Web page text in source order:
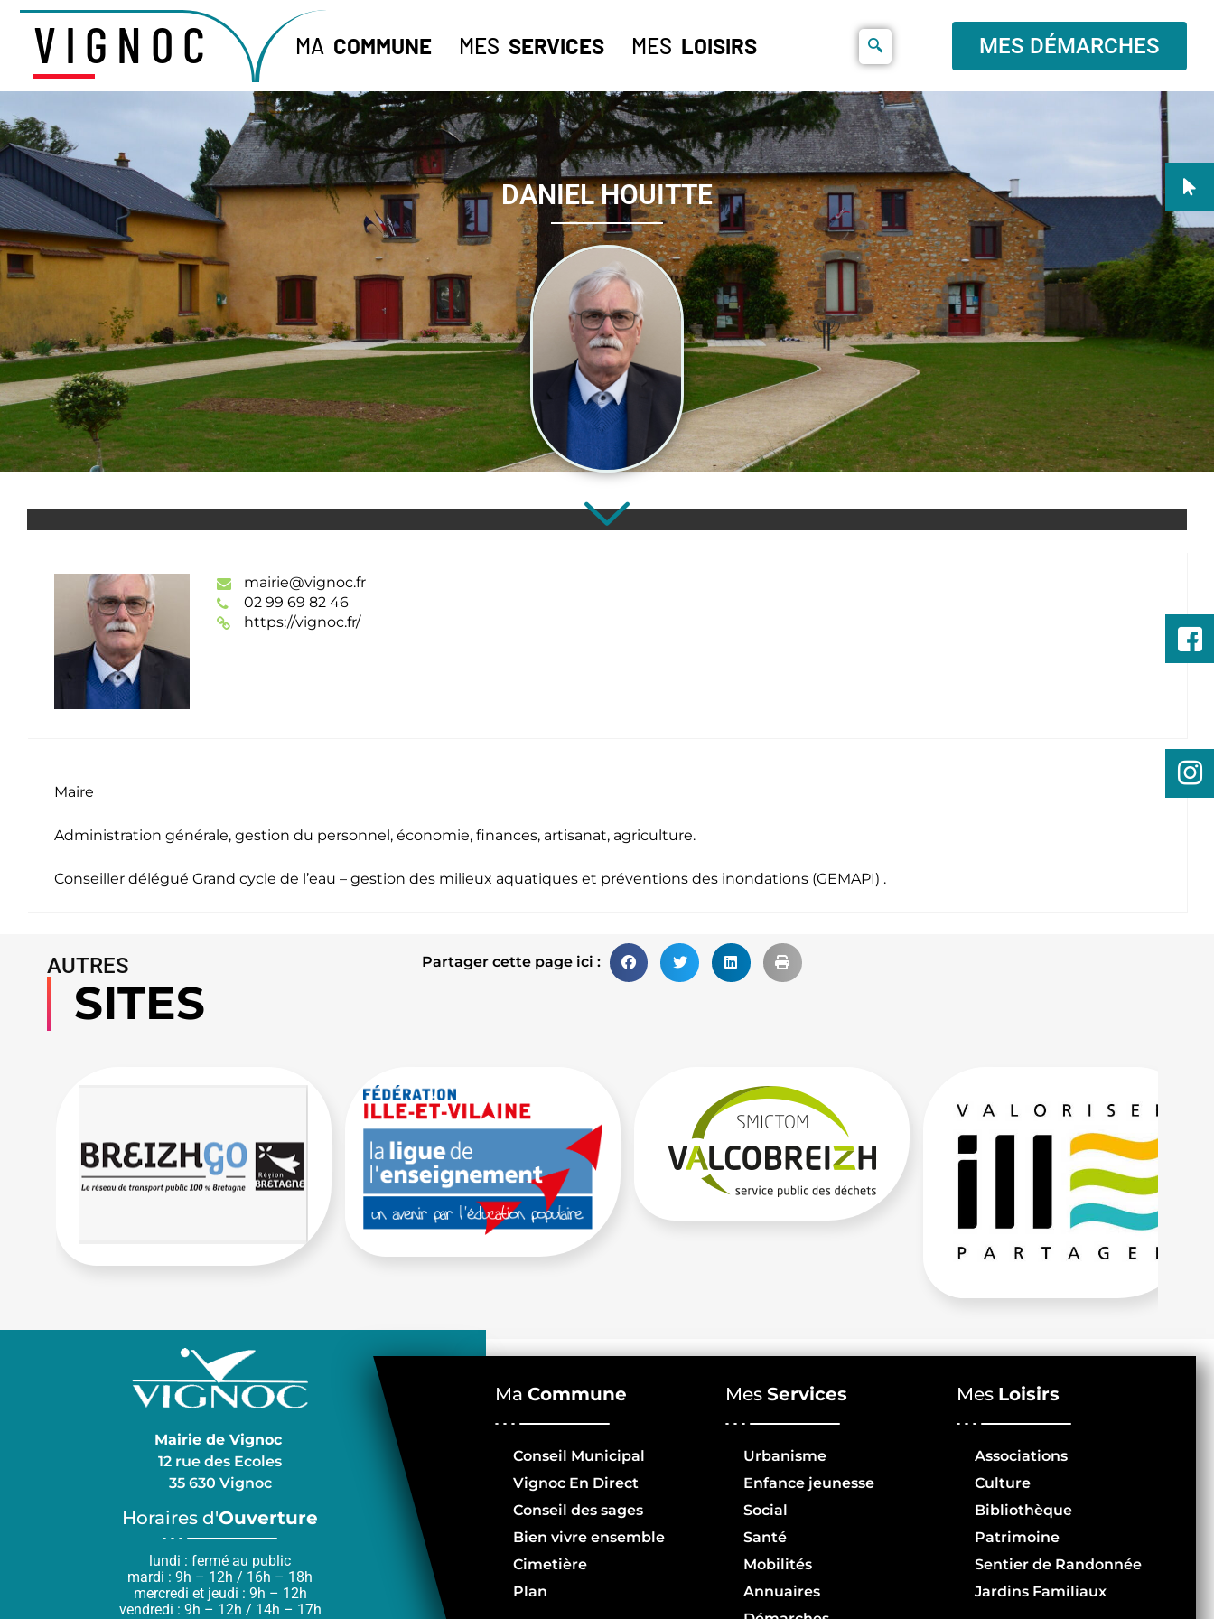
VIGNOC MA COMMUNE MES SERVICES MES LOISIRS MES DÉMARCHES
DANIEL HOUITTE
mairie@vignoc.fr
02 99 69 82 46
https://vignoc.fr/
Maire
Administration générale, gestion du personnel, économie, finances, artisanat, agriculture.
Conseiller délégué Grand cycle de l’eau – gestion des milieux aquatiques et préventions des inondations (GEMAPI) .
Partager cette page ici :
AUTRES
SITES
Mairie de Vignoc
12 rue des Ecoles
35 630 Vignoc
Horaires d'Ouverture
lundi : fermé au public
mardi : 9h – 12h / 16h – 18h
mercredi et jeudi : 9h – 12h
vendredi : 9h – 12h / 14h – 17h
Ma Commune
Conseil Municipal
Vignoc En Direct
Conseil des sages
Bien vivre ensemble
Cimetière
Plan
MesServices
Urbanisme
Enfance jeunesse
Social
Santé
Mobilités
Annuaires
Mes Loisirs
Associations
Culture
Bibliothèque
Patrimoine
Sentier de Randonnée
Jardins Familiaux